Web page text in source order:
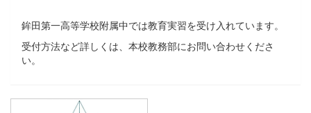
鉾田第一高等学校附属中では教育実習を受け入れています。
受付方法など詳しくは、本校教務部にお問い合わせくださ
い。